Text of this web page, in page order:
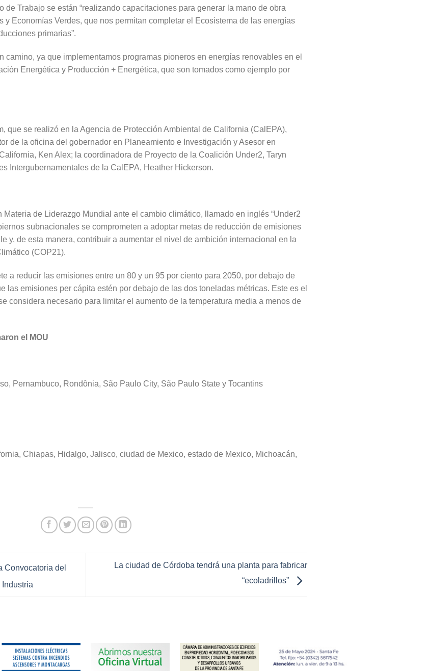
de Trabajo se están “realizando capacitaciones para generar la mano de obra
y Economías Verdes, que nos permitan completar el Ecosistema de las energías
primarias”.
camino, ya que implementamos programas pioneros en energías renovables en el
Energética y Producción + Energética, que son tomados como ejemplo por
que se realizó en la Agencia de Protección Ambiental de California (CalEPA),
de la oficina del gobernador en Planeamiento e Investigación y Asesor en
Ken Alex; la coordinadora de Proyecto de la Coalición Under2, Taryn
Intergubernamentales de la CalEPA, Heather Hickerson.
de Liderazgo Mundial ante el cambio climático, llamado en inglés “Under2
subnacionales se comprometen a adoptar metas de reducción de emisiones
y, de esta manera, contribuir a aumentar el nivel de ambición internacional en la
(COP21).
a reducir las emisiones entre un 80 y un 95 por ciento para 2050, por debajo de
las emisiones per cápita estén por debajo de las dos toneladas métricas. Este es el
considera necesario para limitar el aumento de la temperatura media a menos de
el MOU
Pernambuco, Rondônia, São Paulo City, São Paulo State y Tocantins
Chiapas, Hidalgo, Jalisco, ciudad de Mexico, estado de Mexico, Michoacán,
Convocatoria del
La ciudad de Córdoba tendrá una planta para fabricar
“ecoladrillos”